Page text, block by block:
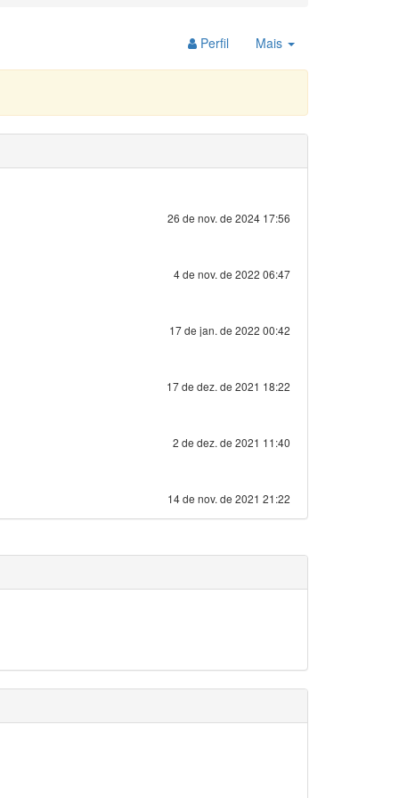
Mais
Toggle
Perfil
26 de nov. de 2024 17:56
4 de nov. de 2022 06:47
17 de jan. de 2022 00:42
17 de dez. de 2021 18:22
2 de dez. de 2021 11:40
14 de nov. de 2021 21:22